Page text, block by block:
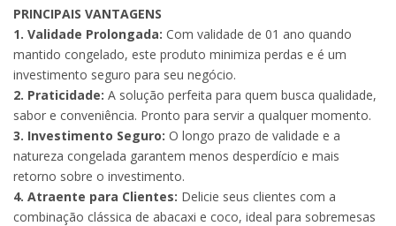
PRINCIPAIS VANTAGENS
1. Validade Prolongada: Com validade de 01 ano quando
mantido congelado, este produto minimiza perdas e é um
investimento seguro para seu negócio.
2. Praticidade: A solução perfeita para quem busca qualidade,
sabor e conveniência. Pronto para servir a qualquer momento.
3. Investimento Seguro: O longo prazo de validade e a
natureza congelada garantem menos desperdício e mais
retorno sobre o investimento.
4. Atraente para Clientes: Delicie seus clientes com a
combinação clássica de abacaxi e coco, ideal para sobremesas